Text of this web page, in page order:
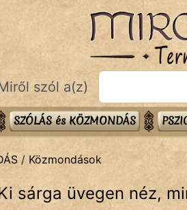
szól a(z)
SZÓLÁS és KÖZMONDÁS
/ Közmondások
sárga üvegen néz,